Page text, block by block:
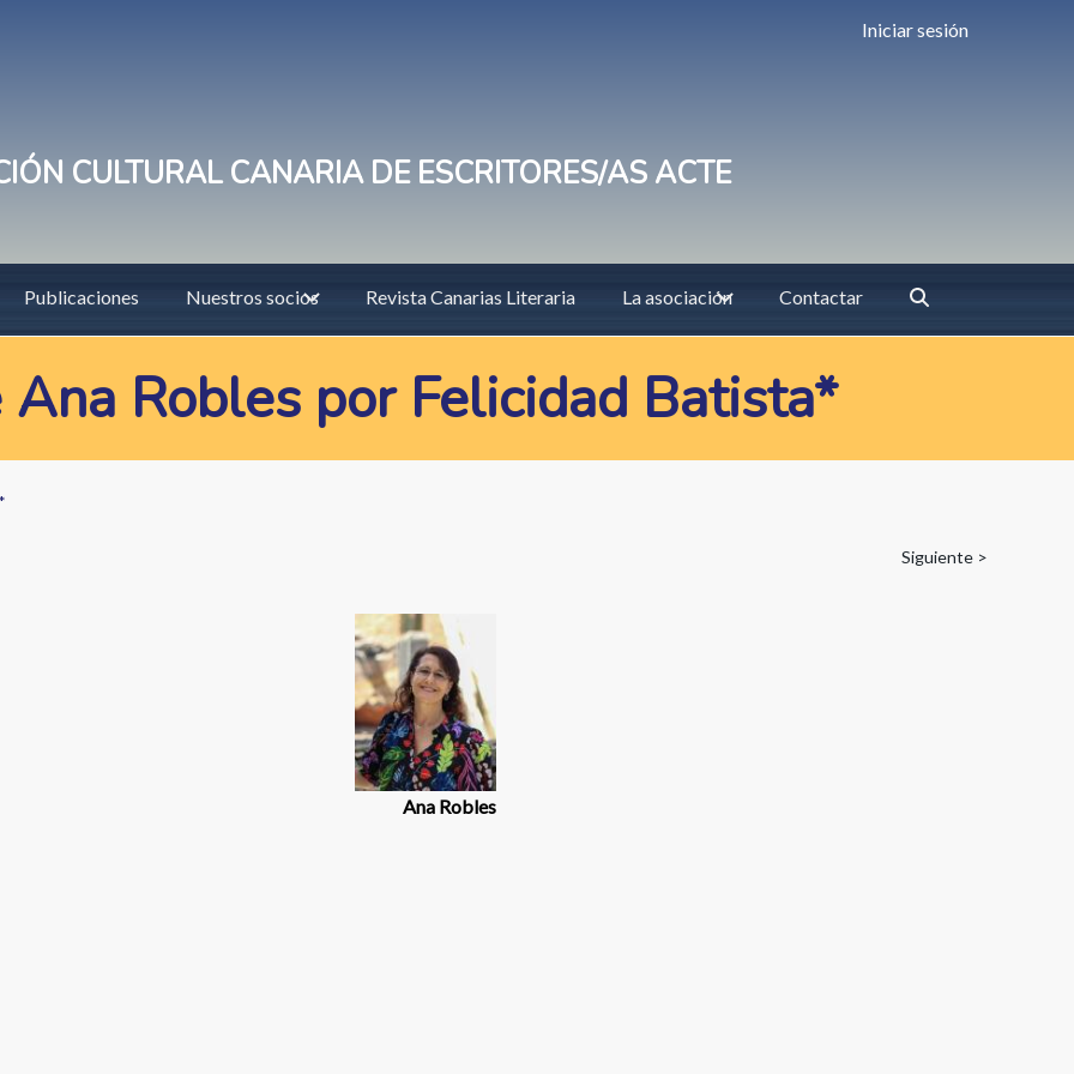
Iniciar sesión
CULTURAL CANARIA DE ESCRITORES/AS ACTE
Publicaciones Nuestros socios Revista Canarias Literaria La asociación Contactar
Robles por Felicidad Batista*
Siguiente >
Ana Robles